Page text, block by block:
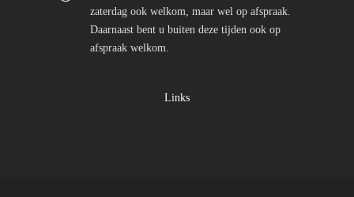
zaterdag ook welkom, maar wel op afspraak.
Daarnaast bent u buiten deze tijden ook op
afspraak welkom.
Links